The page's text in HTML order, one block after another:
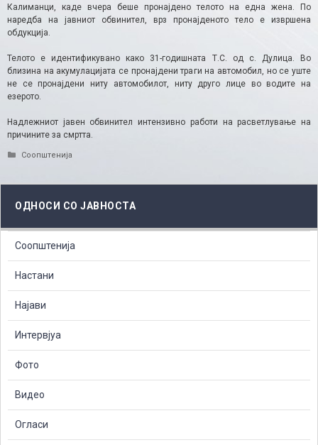
Калиманци, каде вчера беше пронајдено телото на една жена. По
наредба на јавниот обвинител, врз пронајденото тело е извршена
обдукција.
Телото е идентификувано како 31-годишната Т.С. од с. Дулица. Во
близина на акумулацијата се пронајдени траги на автомобил, но се уште
не се пронајдени ниту автомобилот, ниту друго лице во водите на
езерото.
Надлежниот јавен обвинител интензивно работи на расветлување на
причините за смртта.
Categories
Соопштенија
ОДНОСИ СО ЈАВНОСТА
Соопштенија
Настани
Најави
Интервјуа
Фото
Видео
Огласи